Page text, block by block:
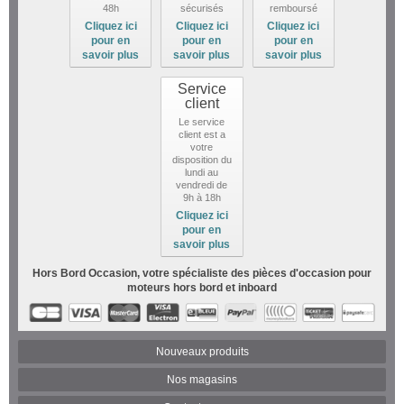
48h
Cliquez ici
pour en
savoir plus
sécurisés
Cliquez ici
pour en
savoir plus
remboursé
Cliquez ici
pour en
savoir plus
Service
client
Le service
client est a
votre
disposition du
lundi au
vendredi de
9h à 18h
Cliquez ici
pour en
savoir plus
Hors Bord Occasion, votre spécialiste des pièces d'occasion pour
moteurs hors bord et inboard
Nouveaux produits
Nos magasins